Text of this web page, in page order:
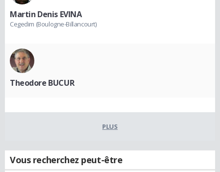
Martin Denis EVINA
Cegedim (Boulogne-Billancourt)
Theodore BUCUR
PLUS
Vous recherchez peut-être